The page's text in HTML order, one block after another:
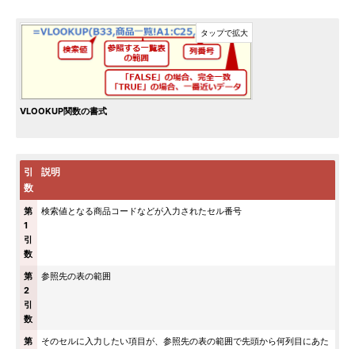
VLOOKUP関数の書式
引
数
説明
第
1
引
数
検索値となる商品コードなどが入力されたセル番号
第
2
引
数
参照先の表の範囲
第
そのセルに入力したい項目が、参照先の表の範囲で先頭から何列目にあた